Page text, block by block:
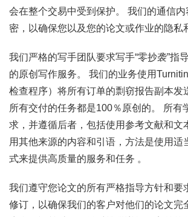
会在整个交易中受到保护。 我们的通信
密，以确保您以及您的论文或作业的隐私
我们严格的写手团队要求写手“零抄袭”指
的原创写作服务。 我们的业务使用
检查程序）将所有订单的剽窃报告副本发
所有交付的任务都是100％原创的。 所有
求，并遵循后者，包括使用参考文献和文
用其他来源的内容和引语，方法是使用适
式来提供高质量的服务和任务 。
我们遵守您论文的所有严格指导方针和要
修订，以确保我们的客户对他们的论文完